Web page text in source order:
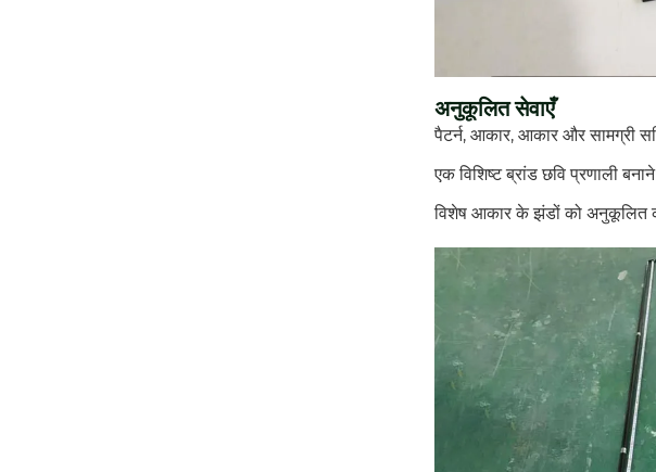
अनुकूलित सेवाएँ
पैटर्न, आकार, आकार और सामग्री
एक विशिष्ट ब्रांड छवि प्रणाली
विशेष आकार के झंडों को अनुकूलित